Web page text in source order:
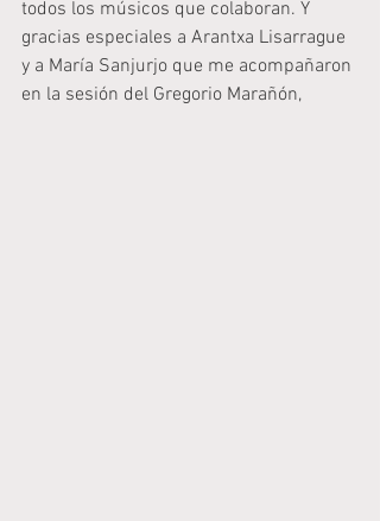
todos los músicos que colaboran. Y
gracias especiales a Arantxa Lisarrague
y a María Sanjurjo que me acompañaron
en la sesión del Gregorio Marañón,